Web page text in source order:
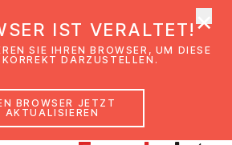
NEWS
IST VERALTET!
SIE IHREN BROWSER, UM DIESE
DARZUSTELLEN.
BROWSER JETZT
AKTUALISIEREN
×